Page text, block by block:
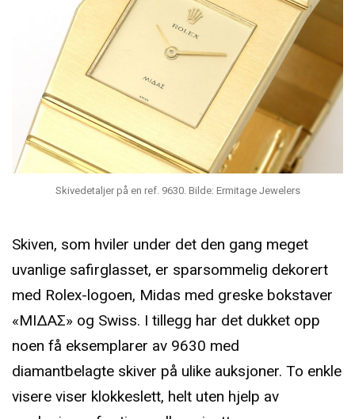
Skivedetaljer på en ref. 9630. Bilde: Ermitage Jewelers
Skiven, som hviler under det den gang meget
uvanlige safirglasset, er sparsommelig dekorert
med Rolex-logoen, Midas med greske bokstaver
«ΜΙΔAΣ» og Swiss. I tillegg har det dukket opp
noen få eksemplarer av 9630 med
diamantbelagte skiver på ulike auksjoner. To enkle
visere viser klokkeslett, helt uten hjelp av